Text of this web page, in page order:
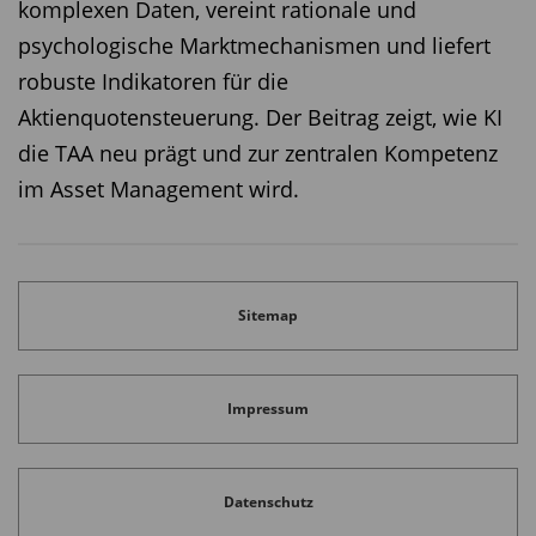
Investitionen handelt. Ob die von manchen
Versicherungen geplanten Investitionen in
Infrastruktur dann alle so richtig sind, kann man
durchaus auch fragen.
Diesen Beitrag teilen:
komplexen Daten, vereint rationale und
psychologische Marktmechanismen und liefert
robuste Indikatoren für die
Aktienquotensteuerung. Der Beitrag zeigt, wie KI
die TAA neu prägt und zur zentralen Kompetenz
im Asset Management wird.
Sitemap
Impressum
Datenschutz